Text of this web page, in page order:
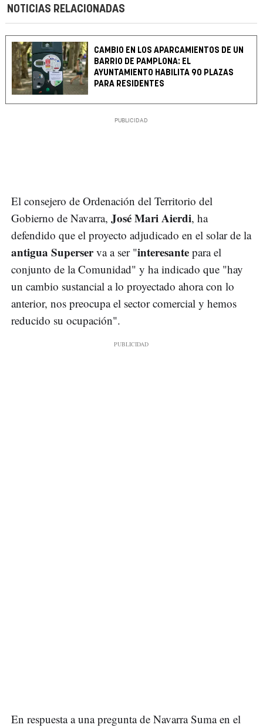
NOTICIAS RELACIONADAS
CAMBIO EN LOS APARCAMIENTOS DE UN
BARRIO DE PAMPLONA: EL
AYUNTAMIENTO HABILITA 90 PLAZAS
PARA RESIDENTES
El consejero de Ordenación del Territorio del
Gobierno de Navarra, José Mari Aierdi, ha
defendido que el proyecto adjudicado en el solar de la
antigua Superserva a ser "interesante para el
conjunto de la Comunidad" y ha indicado que "hay
un cambio sustancial a lo proyectado ahora con lo
anterior, nos preocupa el sector comercial y hemos
reducido su ocupación".
En respuesta a una pregunta de Navarra Suma en el